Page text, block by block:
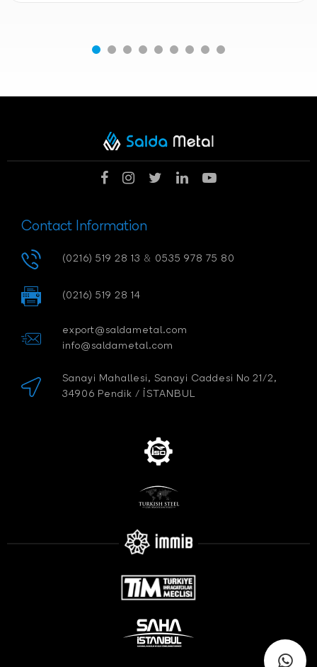
Contact Information
(0216) 519 28 13 & 0535 978 75 80
(0216) 519 28 14
export@saldametal.com
info@saldametal.com
Sanayi Mahallesi, Sanayi Caddesi No 21/2,
34906 Pendik / İSTANBUL